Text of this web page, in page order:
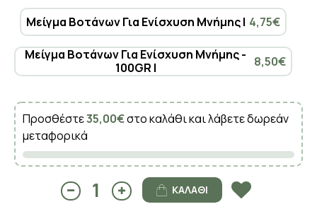
Μείγμα Βοτάνων Για Ενίσχυση Μνήμης | 4,75€
Μείγμα Βοτάνων Για Ενίσχυση Μνήμης -
100GR |
8,50€
Προσθέστε35,00€στο καλάθι και λάβετε δωρεάν
μεταφορικά
ΚΑΛΆΘΙ